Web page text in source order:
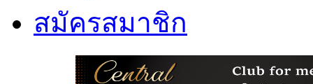
สมัครสมาชิก